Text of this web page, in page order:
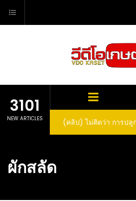
content
3101
NEW ARTICLES
(คลิป) ไม่คิดว่า การปลู
ลูกโตและหวานขนาด
(คลิป) วิธีทำไวน์สับ
ผักสลัด